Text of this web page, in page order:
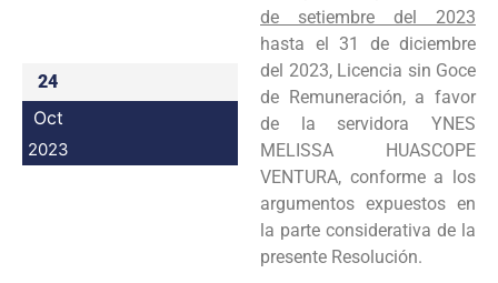
Programas
Intranet
24
Oct
2023
de setiembre del 2023
hasta el 31 de diciembre
del 2023, Licencia sin Goce
de Remuneración, a favor
de la servidora YNES
MELISSA HUASCOPE
VENTURA, conforme a los
argumentos expuestos en
la parte considerativa de la
presente Resolución.